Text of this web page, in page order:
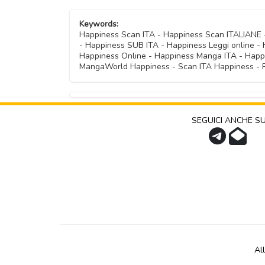
Capitolo 16
Capitolo 12
Capitolo 11
Capitolo 08
Capitolo 07
Capitolo 04
Capitolo 03
Keywords:
Happiness Scan ITA - Happiness Scan
- Happiness SUB ITA - Happiness Leggi online
Happiness Online - Happiness Manga ITA -
MangaWorld Happiness - Scan ITA Happiness -
SEGUICI ANCHE SU